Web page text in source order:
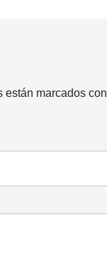
están marcados con